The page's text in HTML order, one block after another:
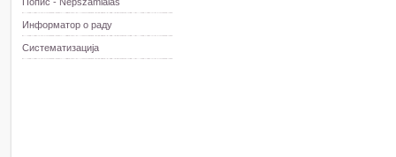
Информатор о раду
Систематизација